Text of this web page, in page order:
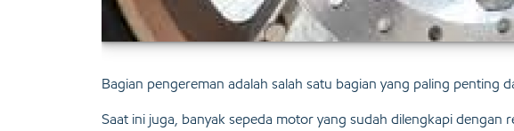
Bagian pengereman adalah salah satu bagian yang paling penting
Saat ini juga, banyak sepeda motor yang sudah dilengkapi dengan